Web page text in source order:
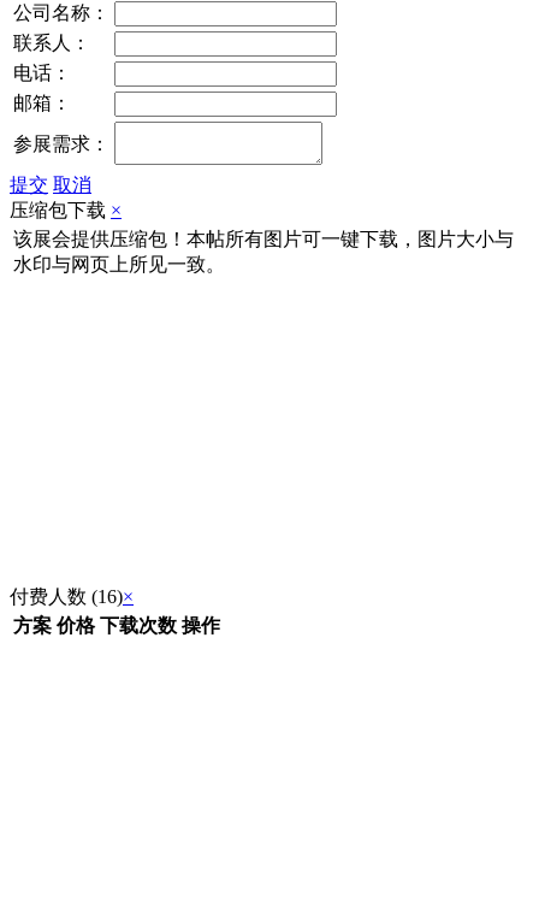
公司名称：
联系人：
电话：
邮箱：
参展需求：
提交 取消
压缩包下载 ×
该展会提供压缩包！本帖所有图片可一键下载，图片大小与
水印与网页上所见一致。
付费人数 (16)×
方案 价格 下载次数 操作